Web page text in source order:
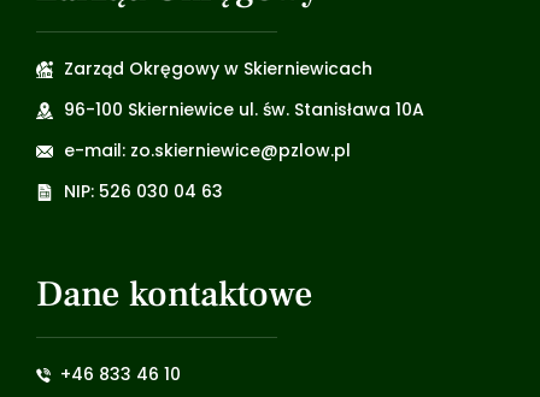
Zarząd Okręgowy w Skierniewicach
96-100 Skierniewice ul. św. Stanisława 10A
e-mail: zo.skierniewice@pzlow.pl
NIP: 526 030 04 63
Dane kontaktowe
+46 833 46 10